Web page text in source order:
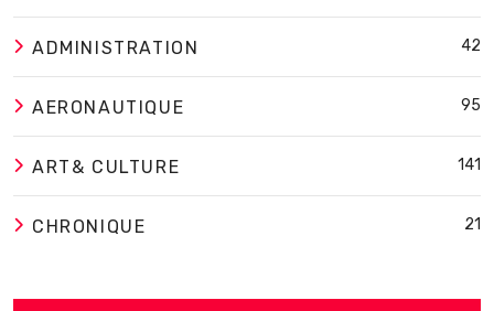
ADMINISTRATION 42
AERONAUTIQUE 95
ART& CULTURE 141
CHRONIQUE 21